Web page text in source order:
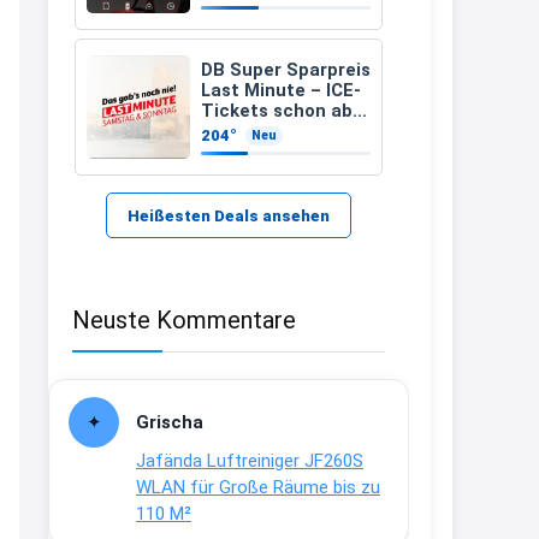
zugelassenen)
DB Super Sparpreis
Last Minute – ICE-
Tickets schon ab
6,99 Euro statt ab
17,99 Euro
204° Neu
Heißesten Deals ansehen
Neuste Kommentare
Grischa
Jafända Luftreiniger JF260S
WLAN für Große Räume bis zu
110 M²
21:37
Kerstin
Bei EDEKA
↩
29.07www.haribo.com/de-
↩
Joachim
Ab diesem Jahr gibt es keine